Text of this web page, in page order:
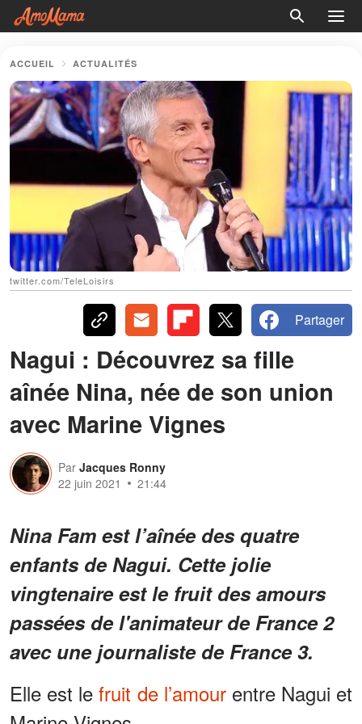
ACCUEIL ACTUALITÉS
twitter.com/TeleLoisirs
Partager
Nagui‌ ‌:‌ ‌Découvrez‌ ‌sa‌ ‌fille‌
‌aînée‌ ‌Nina,‌ ‌née‌ ‌de‌ ‌son‌ ‌union‌
‌avec‌ ‌Marine‌ ‌Vignes‌
Par Jacques Ronny
22 juin 2021
21:44
Nina Fam est l’aînée des quatre
enfants de Nagui. Cette jolie
vingtenaire est le fruit des amours
passées de l'animateur de France 2
avec une journaliste de France 3.
Elle est lefruit de l’amourentre Nagui et